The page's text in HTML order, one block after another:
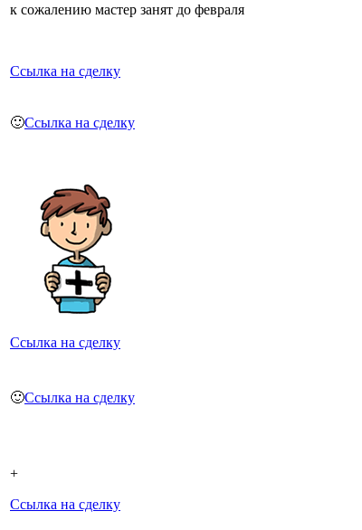
к сожалению мастер занят до февраля
Ссылка на сделку
🙂Ссылка на сделку
Ссылка на сделку
🙂Ссылка на сделку
+
Ссылка на сделку